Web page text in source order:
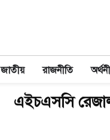
জাতীয় রাজনীতি
এইচএসসি